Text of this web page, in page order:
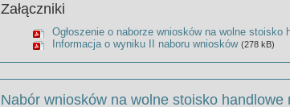
Załączniki
Ogłoszenie o naborze wniosków na wolne stoisko
Informacja o wyniku II naboru wniosków (278 kB)
Nabór wniosków na wolne stoisko handlowe